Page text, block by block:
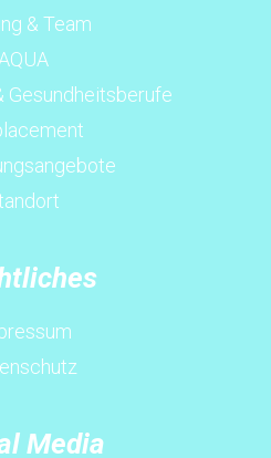
& Team
Gesundheitsberufe
Media